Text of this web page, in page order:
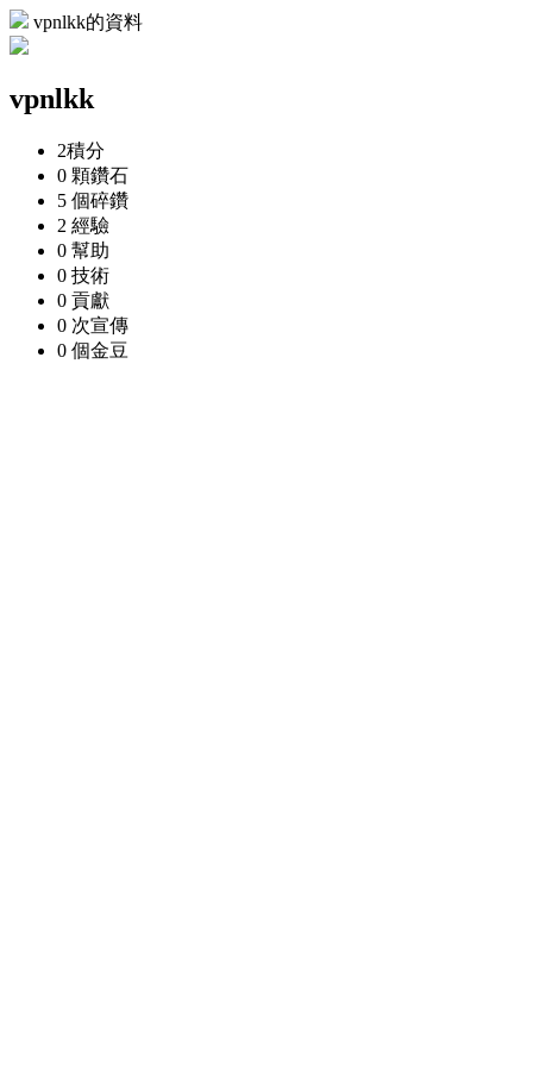
vpnlkk的資料
vpnlkk
2積分
0 顆鑽石
5 個碎鑽
2 經驗
0 幫助
0 技術
0 貢獻
0 次宣傳
0 個金豆